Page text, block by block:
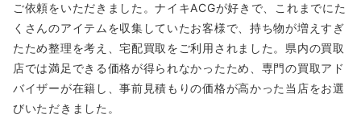
ご依頼をいただきました。ナイキACGが好きで、これまでにた
くさんのアイテムを収集していたお客様で、持ち物が増えすぎ
たため整理を考え、宅配買取をご利用されました。県内の買取
店では満足できる価格が得られなかったため、専門の買取アド
バイザーが在籍し、事前見積もりの価格が高かった当店をお選
びいただきました。